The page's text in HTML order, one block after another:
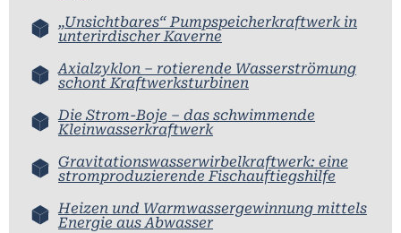
„Unsichtbares“ Pumpspeicherkraftwerk in
unterirdischer Kaverne
Axialzyklon – rotierende Wasserströmung
schont Kraftwerksturbinen
Die Strom-Boje – das schwimmende
Kleinwasserkraftwerk
Gravitationswasserwirbelkraftwerk: eine
stromproduzierende Fischauftiegshilfe
Heizen und Warmwassergewinnung mittels
Energie aus Abwasser